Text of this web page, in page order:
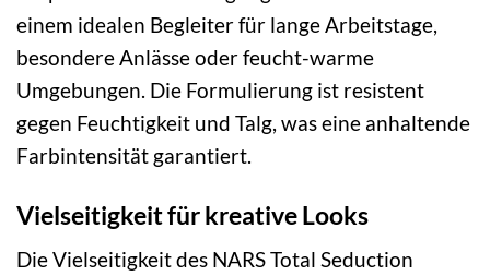
einem idealen Begleiter für lange Arbeitstage,
besondere Anlässe oder feucht-warme
Umgebungen. Die Formulierung ist resistent
gegen Feuchtigkeit und Talg, was eine anhaltende
Farbintensität garantiert.
Vielseitigkeit für kreative Looks
Die Vielseitigkeit des NARS Total Seduction